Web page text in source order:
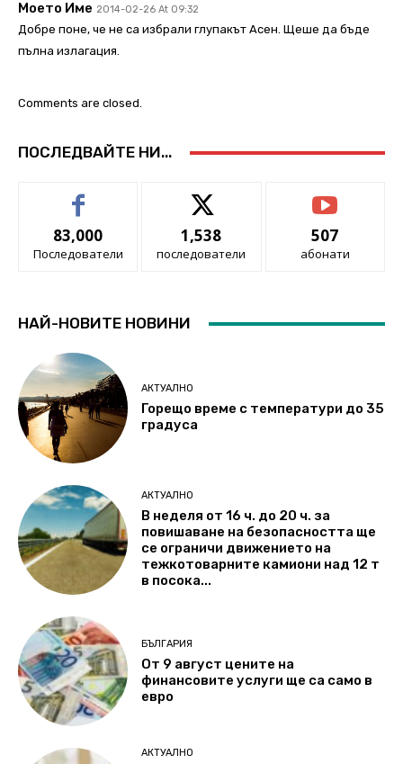
Моето Име 2014-02-26 At 09:32
Добре поне, че не са избрали глупакът Асен. Щеше да бъде
пълна излагация.
Comments are closed.
ПОСЛЕДВАЙТЕ НИ...
83,000
Последователи
1,538
последователи
507
абонати
НАЙ-НОВИТЕ НОВИНИ
АКТУАЛНО
Горещо време с температури до 35
градуса
АКТУАЛНО
В неделя от 16 ч. до 20 ч. за
повишаване на безопасността ще
се ограничи движението на
тежкотоварните камиони над 12 т
в посока...
БЪЛГАРИЯ
От 9 август цените на
финансовите услуги ще са само в
евро
АКТУАЛНО